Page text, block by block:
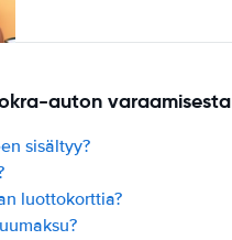
auton varaamisesta
sisältyy?
luottokorttia?